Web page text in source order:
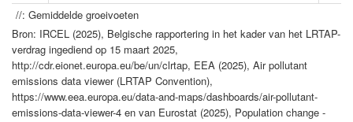
//: Gemiddelde groeivoeten
Bron: IRCEL (2025), Belgische rapportering in het kader van het LRTAP-
verdrag ingediend op 15 maart 2025,
http://cdr.eionet.europa.eu/be/un/clrtap, EEA (2025), Air pollutant
emissions data viewer (LRTAP Convention),
https://www.eea.europa.eu/data-and-maps/dashboards/air-pollutant-
emissions-data-viewer-4 en van Eurostat (2025), Population change -